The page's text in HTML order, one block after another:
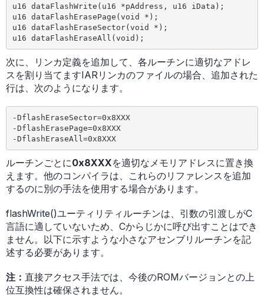
u16 dataFlashWrite(u16 *pAddress, u16 iData);
u16 dataFlashErasePage(void *);
u16 dataFlashEraseSector(void *);
次に、リンカ定義を追加して、各ルーチンに適切なアドレ
スを割り当てますIARリンカのファイルの場合、追加された
行は、次のようになります。
-DflashEraseSector=0x8XXX
-DflashErasePage=0x8XXX
-DflashEraseAll=0x8XXX
ルーチンごとに0x8XXXを適切なメモリアドレスに置き換
えます。他のコンパイラは、これらのリファレンスを追加
するのに別の手法を使用する場合があります。
flashWrite()ユーティリティルーチンは、引数の引渡しがC
言語に適していないため、Cからじかに呼び出すことはでき
ません。以下に示すような小さなアセンブリルーチンを記
述する必要があります。
注： 直接アクセス手法では、今後のROMバージョンとの上
位互換性は確保されません。